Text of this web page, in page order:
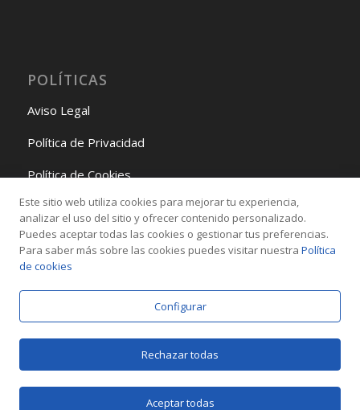
POLÍTICAS
Aviso Legal
Política de Privacidad
Política de Cookies
Política de Gestión
REDES SOCIALES
Este sitio web utiliza cookies para mejorar tu experiencia,
analizar el uso del sitio y ofrecer contenido personalizado.
Puedes aceptar todas las cookies o gestionar tus preferencias.
Para saber más sobre las cookies puedes visitar nuestra Política
de cookies
Configurar
Rechazar todas
Aceptar todas